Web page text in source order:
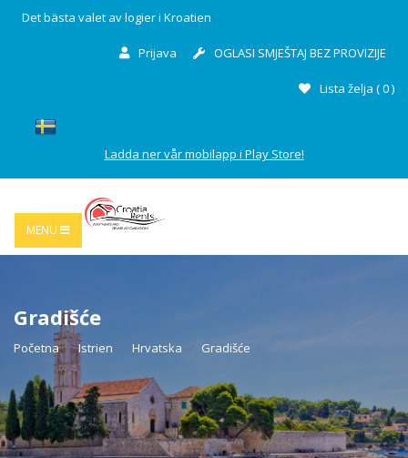
Det bästa valet av logier i Kroatien
Prijava OGLASI SMJEŠTAJ BEZ PROVIZIJE
Lista želja (0)
Ladda ner vår mobilapp i Play Store!
MENU
Gradišće
Početna Istrien Hrvatska Gradišće